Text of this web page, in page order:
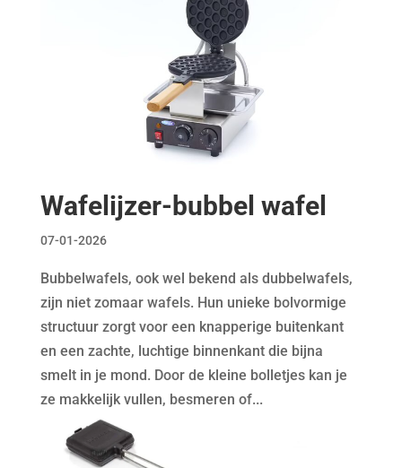
Wafelijzer-bubbel wafel
07-01-2026
Bubbelwafels, ook wel bekend als dubbelwafels,
zijn niet zomaar wafels. Hun unieke bolvormige
structuur zorgt voor een knapperige buitenkant
en een zachte, luchtige binnenkant die bijna
smelt in je mond. Door de kleine bolletjes kan je
ze makkelijk vullen, besmeren of...